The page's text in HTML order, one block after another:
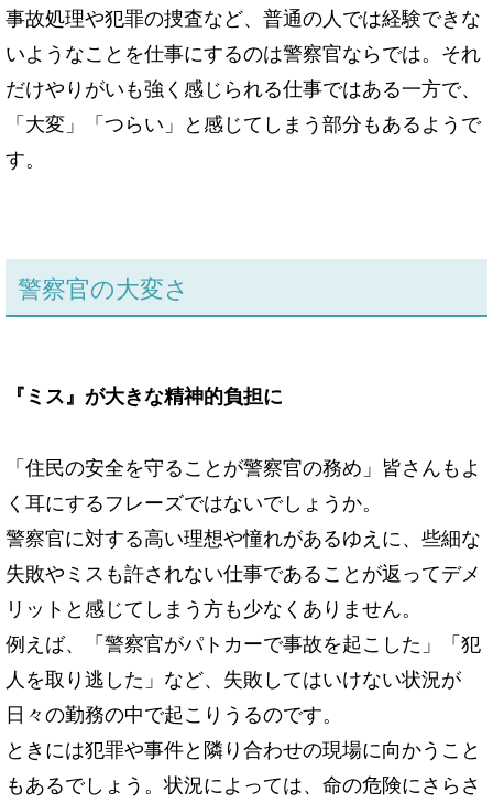
事故処理や犯罪の捜査など、普通の人では経験できな
いようなことを仕事にするのは警察官ならでは。それ
だけやりがいも強く感じられる仕事ではある一方で、
「大変」「つらい」と感じてしまう部分もあるようで
す。
警察官の大変さ
『ミス』が大きな精神的負担に
「住民の安全を守ることが警察官の務め」皆さんもよ
く耳にするフレーズではないでしょうか。
警察官に対する高い理想や憧れがあるゆえに、些細な
失敗やミスも許されない仕事であることが返ってデメ
リットと感じてしまう方も少なくありません。
例えば、「警察官がパトカーで事故を起こした」「犯
人を取り逃した」など、失敗してはいけない状況が
日々の勤務の中で起こりうるのです。
ときには犯罪や事件と隣り合わせの現場に向かうこと
もあるでしょう。状況によっては、命の危険にさらさ